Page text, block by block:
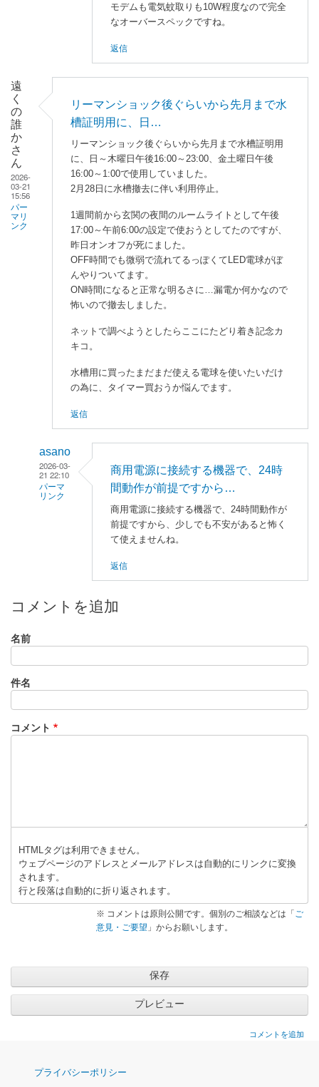
モデムも電気蚊取りも10W程度なので完全
なオーバースペックですね。
返信
遠
く
の
誰
か
さ
ん
2026-
03-21
15:56
パー
マリ
ンク
リーマンショック後ぐらいから先月まで水
槽証明用に、日…
リーマンショック後ぐらいから先月まで水槽証明用
に、日～木曜日午後16:00～23:00、金土曜日午後
16:00～1:00で使用していました。
2月28日に水槽撤去に伴い利用停止。
1週間前から玄関の夜間のルームライトとして午後
17:00～午前6:00の設定で使おうとしてたのですが、
昨日オンオフが死にました。
OFF時間でも微弱で流れてるっぽくてLED電球がぼ
んやりついてます。
ON時間になると正常な明るさに…漏電か何かなので
怖いので撤去しました。
ネットで調べようとしたらここにたどり着き記念カ
キコ。
水槽用に買ったまだまだ使える電球を使いたいだけ
の為に、タイマー買おうか悩んでます。
返信
asano
2026-03-
21 22:10
パーマ
リンク
さ
よ
る
ン
ぐ
ら
い
か
ら
槽
、
商用電源に接続する機器で、24時
間動作が前提ですから…
商用電源に接続する機器で、24時間動作が
前提ですから、少しでも不安があると怖く
て使えませんね。
返信
コメントを追加
名前
件名
コメント
HTMLタグは利用できません。
ウェブページのアドレスとメールアドレスは自動的にリンクに変換
されます。
行と段落は自動的に折り返されます。
※ コメントは原則公開です。個別のご相談などは「 ご
意見・ご要望 」からお願いします。
コメントを追加
ナプライバシーポリシー